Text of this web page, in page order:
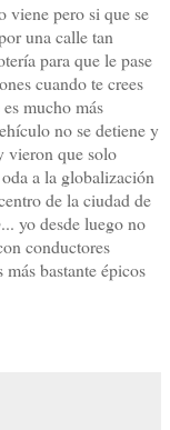
viene pero si que se
una calle tan
para que le pase
cuando te crees
mucho más
no se detiene y
vieron que solo
a la globalización
de la ciudad de
... yo desde luego no
conductores
bastante épicos